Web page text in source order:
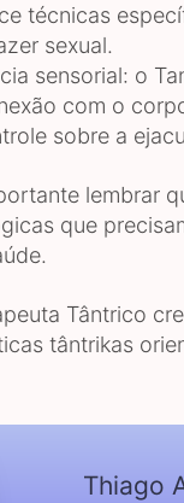
técnicas
sexual.
sensorial: o
com o
sobre a
lembrar
que
Tântrico
tântrikas
Thiago